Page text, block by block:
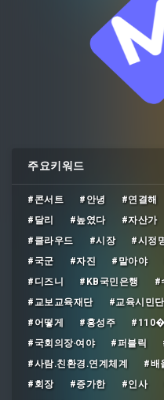
주요키워드
#콘서트 #안녕 #연결해
#달리
#높였다 #자산가
#클라우드
#시장 #시정
#국군
#자진 #말아야
#디즈니
#KB국민은행 #
#교보교육재단
#교육시민
#어떻게
#홍성주
#국회의장‧여야
#퍼블릭
#사람․친환경․연계체계
#배
#회장
#증가한 #인사